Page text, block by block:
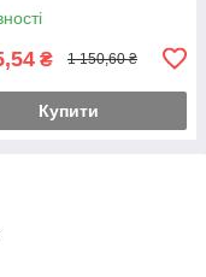
₴ 1 150,60 ₴
Купити